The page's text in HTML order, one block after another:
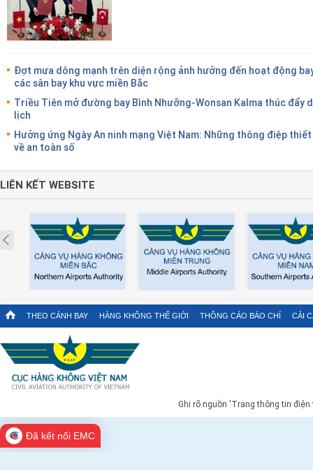
Đợt mưa dông mạnh trên diện rộng ảnh hưởng đến hoạt động
các sân bay khu vực miền Bắc
Triều Tiên mở đường bay Bình Nhưỡng-Wonsan Kalma thúc đẩy
lịch
Hưởng ứng Ngày An ninh mạng Việt Nam: Những thông điệp
về an toàn số
LIÊN KẾT WEBSITE
Prev
THEO CÁNH BAY HÀNG KHÔNG THẾ GIỚI THÔNG CÁO BÁO CHÍ CẢI
Ghi rõ nguồn 'Trang thông tin
Đã kết nối EMC